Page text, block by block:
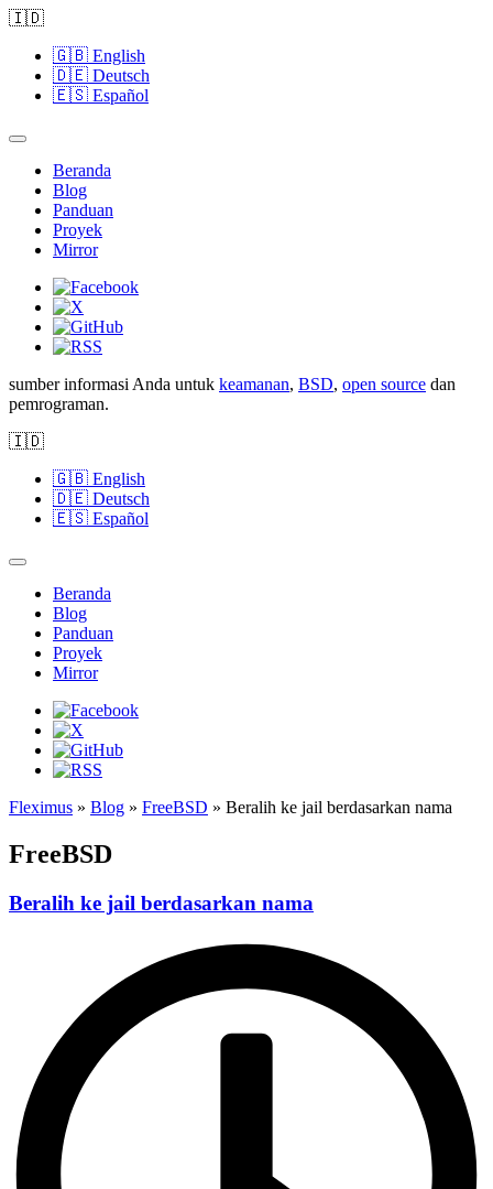
🇮🇩
🇬🇧 English
🇩🇪 Deutsch
🇪🇸 Español
Beranda
Blog
Panduan
Proyek
Mirror
sumber informasi Anda untuk keamanan, BSD, open source dan
pemrograman.
🇮🇩
🇬🇧 English
🇩🇪 Deutsch
🇪🇸 Español
Beranda
Blog
Panduan
Proyek
Mirror
Fleximus » Blog » FreeBSD » Beralih ke jail berdasarkan nama
FreeBSD
Beralih ke jail berdasarkan nama